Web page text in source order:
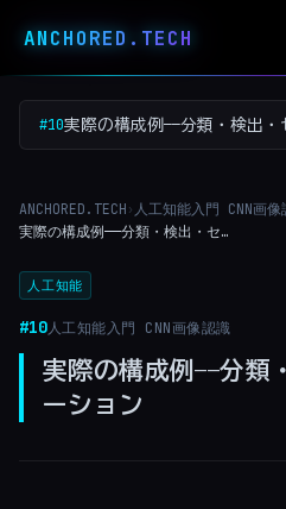
ANCHORED . TECH
#10実際の構成例——分類・検出・
ANCHORED.TECH › 人工知能入門 CNN画像
実際の構成例——分類・検出・セグメンテーション
人工知能
#10人工知能入門 CNN画像認識
実際の構成例——分類
ーション